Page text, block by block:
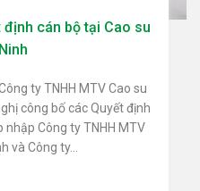
cán bộ tại Cao su
ty TNHH MTV Cao su
công bố các Quyết định
nhập Công ty TNHH MTV
và Công ty...